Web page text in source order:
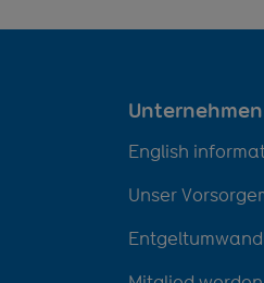
Unternehmen
English
Unser